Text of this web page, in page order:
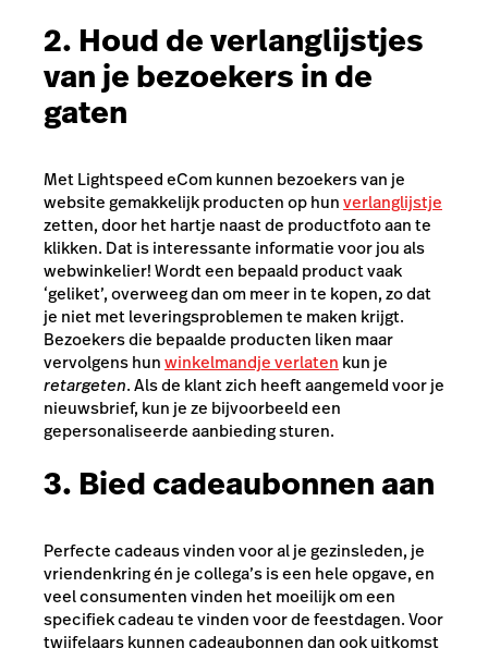
2. Houd de verlanglijstjes
van je bezoekers in de
gaten
Met Lightspeed eCom kunnen bezoekers van je
website gemakkelijk producten op hunverlanglijstje
zetten, door het hartje naast de productfoto aan te
klikken. Dat is interessante informatie voor jou als
webwinkelier! Wordt een bepaald product vaak
‘geliket’, overweeg dan om meer in te kopen, zo dat
je niet met leveringsproblemen te maken krijgt.
Bezoekers die bepaalde producten liken maar
vervolgens hunwinkelmandje verlaten kun je
retargeten. Als de klant zich heeft aangemeld voor je
nieuwsbrief, kun je ze bijvoorbeeld een
gepersonaliseerde aanbieding sturen.
3. Bied cadeaubonnen aan
Perfecte cadeaus vinden voor al je gezinsleden, je
vriendenkring én je collega’s is een hele opgave, en
veel consumenten vinden het moeilijk om een
specifiek cadeau te vinden voor de feestdagen. Voor
twijfelaars kunnen cadeaubonnen dan ook uitkomst